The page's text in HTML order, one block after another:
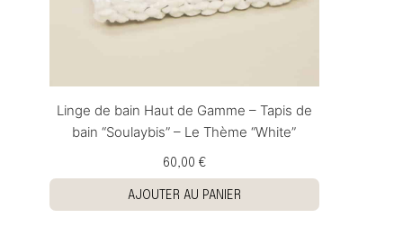
Linge de bain Haut de Gamme – Tapis de
bain “Soulaybis” – Le Thème “White”
60,00 €
AJOUTER AU PANIER